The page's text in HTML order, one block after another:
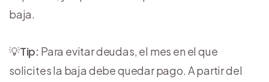
baja.
💡Tip: Para evitar deudas, el mes en el que
solicites la baja debe quedar pago. A partir del